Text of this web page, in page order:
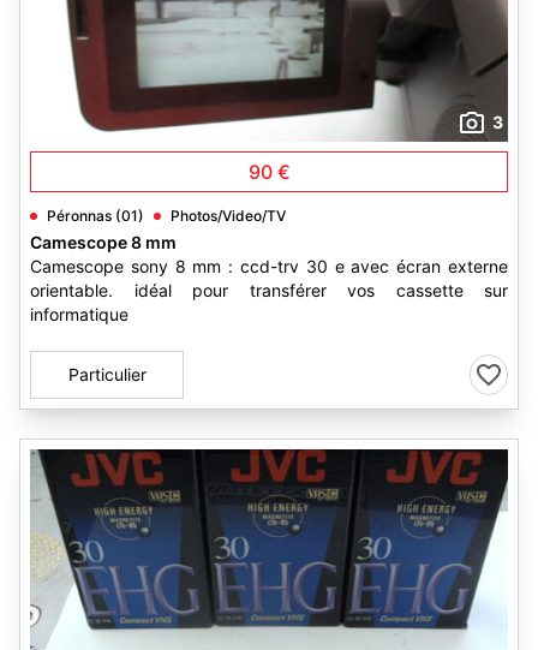
3
90 €
Péronnas (01) Photos/Video/TV
Camescope 8 mm
Camescope sony 8 mm : ccd-trv 30 e avec écran externe
orientable. idéal pour transférer vos cassette sur
informatique
Particulier